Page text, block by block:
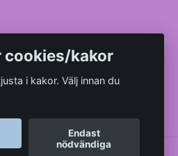
cookies/kakor
i kakor. Välj innan du
Endast
nödvändiga